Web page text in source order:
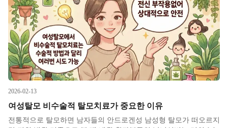
분들이
2026-02-13
여성탈모 비수술적 탈모치료가 중요한 이유
전통적으로 탈모하면 남자들의 안드로겐성 남성형 탈모가 떠오르지